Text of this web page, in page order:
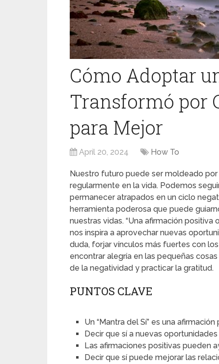
Cómo Adoptar
Transformó por
para Mejor
April 20, 2024 How To
Nuestro futuro puede ser moldeado
regularmente en la vida. Podemos
permanecer atrapados en un ciclo
herramienta poderosa que puede
nuestras vidas. “Una afirmación positiva
nos inspira a aprovechar nuevas
duda, forjar vínculos más fuertes con
encontrar alegría en las pequeñas
de la negatividad y practicar la gratitud.
PUNTOS CLAVE
Un “Mantra del Sí” es una
Decir que sí a nuevas
Las afirmaciones positivas pueden
Decir que sí puede mejorar las